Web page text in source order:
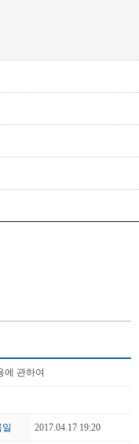
에 관하여
2017.04.17 19:20